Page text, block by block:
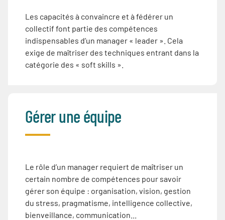
Les capacités à convaincre et à fédérer un
collectif font partie des compétences
indispensables d’un manager « leader ». Cela
exige de maîtriser des techniques entrant dans la
catégorie des « soft skills ».
Gérer une équipe
Le rôle d’un manager requiert de maîtriser un
certain nombre de compétences pour savoir
gérer son équipe : organisation, vision, gestion
du stress, pragmatisme, intelligence collective,
bienveillance, communication...